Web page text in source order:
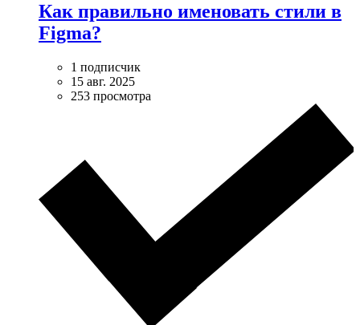
Как правильно именовать стили в
Figma?
1 подписчик
15 авг. 2025
253 просмотра